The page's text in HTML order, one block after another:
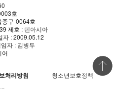
호
중구-0064호
제호 : 텐아시아
자 : 2009.05.12
자 : 김병두
어
처리방침
청소년보호정책
상단 바로